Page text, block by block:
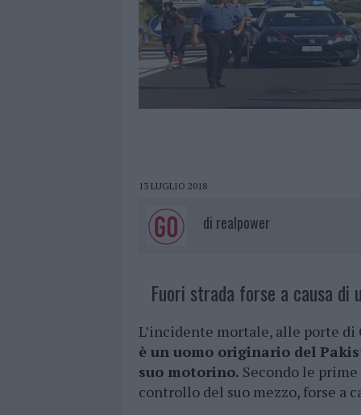
13 LUGLIO 2018
di realpower
Fuori strada forse a causa di
L’incidente mortale, alle porte di
è un uomo originario del
suo motorino. Secondo le
controllo del suo mezzo, forse a